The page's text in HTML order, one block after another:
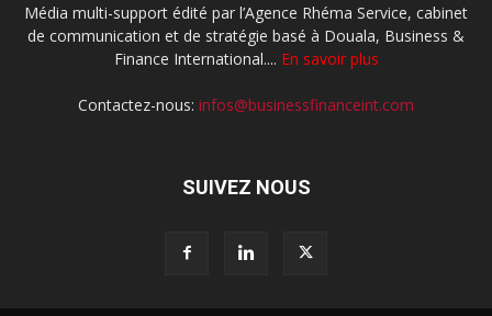
Média multi-support édité par l’Agence Rhéma Service, cabinet
de communication et de stratégie basé à Douala, Business &
Finance International.... En savoir plus
Contactez-nous: infos@businessfinanceint.com
SUIVEZ NOUS